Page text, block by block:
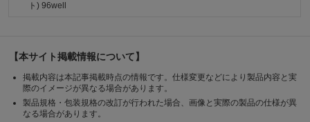
ト) 96well
【本サイト掲載情報について】
掲載内容は本記事掲載時点の情報です。仕様変更などにより製品内容と実
際のイメージが異なる場合があります。
製品規格・包装規格の改訂が行われた場合、画像と実際の製品の仕様が異
なる場合があります。